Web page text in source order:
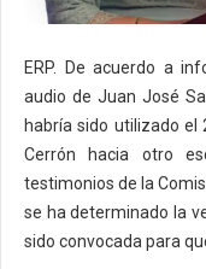
ERP. De acuerdo a
audio de Juan José
habría sido utilizado
Cerrón hacia otro
testimonios de la
se ha determinado la
sido convocada para